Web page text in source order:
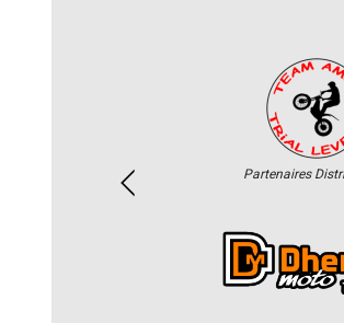
Partenaires